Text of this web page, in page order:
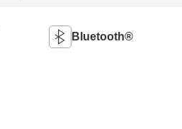
Bluetooth®